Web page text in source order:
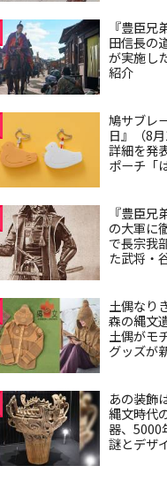
『豊臣
田信長の
が実施し
紹介
鳩サブレ
日』（8
詳細を発
ポーチ「
『豊臣
の大軍に
で長宗我
た武将・
土偶なり
森の縄文
土偶がモ
グッズが
あの装飾
縄文時代
器、5000
謎とデザ